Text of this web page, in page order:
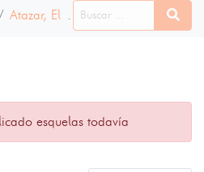
Atazar, El 15 ENERO 2022
esquelas todavía